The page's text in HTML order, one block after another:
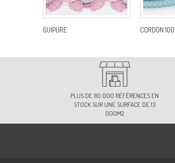
GUIPURE CORDON 100
PLUS DE 110 000 RÉFÉRENCES EN
STOCK SUR UNE SURFACE DE 13
000M2